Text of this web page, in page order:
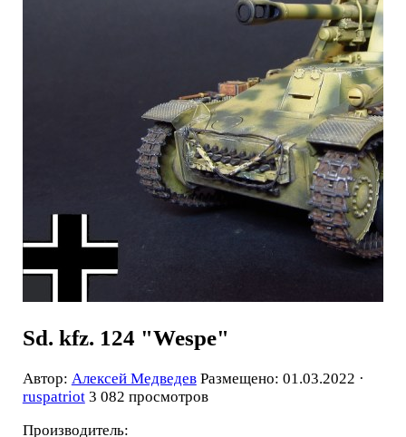
Sd. kfz. 124 "Wespe"
Автор: Алексей Медведев Размещено: 01.03.2022 ·
ruspatriot 3 082 просмотров
Производитель: